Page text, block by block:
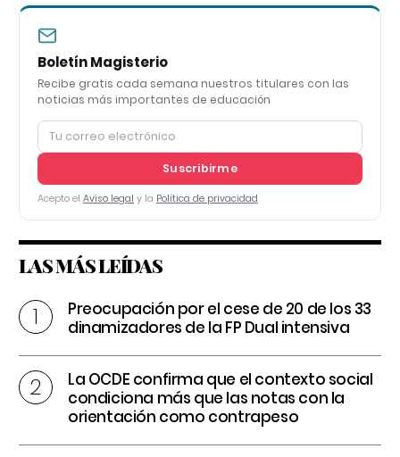
Boletín Magisterio
Recibe gratis cada semana nuestros titulares con las
noticias más importantes de educación
Suscribirme
Acepto el Aviso legal y la Política de privacidad
LAS MÁS LEÍDAS
Preocupación por el cese de 20 de los 33
dinamizadores de la FP Dual intensiva
La OCDE confirma que el contexto social
condiciona más que las notas con la
orientación como contrapeso